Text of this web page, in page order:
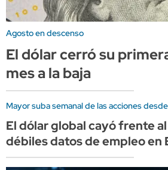
Agosto en descenso
El dólar cerró su
mes a la baja
Mayor suba semanal de las acciones
El dólar global cayó frente
débiles datos de empleo en